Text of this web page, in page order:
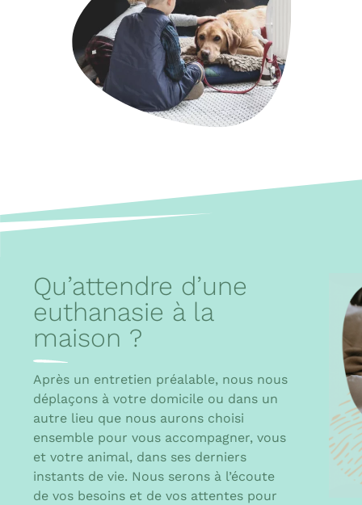
Qu’attendre d’une
euthanasie à la
maison ?
Après un entretien préalable, nous nous
déplaçons à votre domicile ou dans un
autre lieu que nous aurons choisi
ensemble pour vous accompagner, vous
et votre animal, dans ses derniers
instants de vie. Nous serons à l’écoute
de vos besoins et de vos attentes pour